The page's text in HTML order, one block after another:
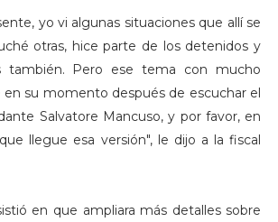
yo vi algunas situaciones que allí se
otras, hice parte de los detenidos y
también. Pero ese tema con mucho
su momento después de escuchar el
Salvatore Mancuso, y por favor, en
llegue esa versión", le dijo a la fiscal
en que ampliara más detalles sobre